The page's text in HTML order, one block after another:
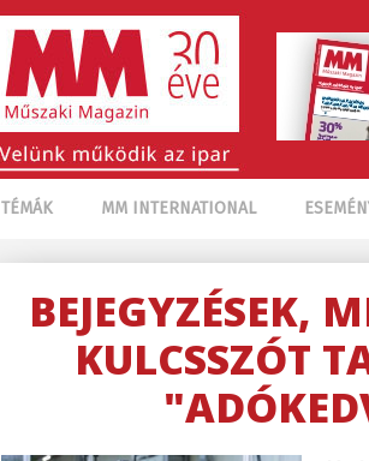
TÉMÁK MM INTERNATIONAL
BEJEGYZÉSEK,
KULCSSZÓT